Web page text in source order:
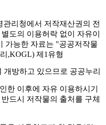
리청에서 저작재산권의 전
도의 이용허락 없이 자유이
가능한 자료는 "공공저작물
,KOGL) 제1유형
개방하고 있으므로 공공누리
한 이후에 자유 이용하시기
드시 저작물의 출처를 구체